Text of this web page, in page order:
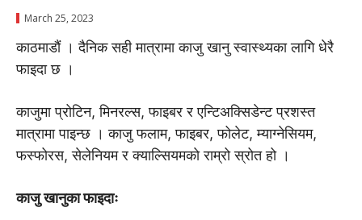
March 25, 2023
काठमाडाैं । दैनिक सही मात्रामा काजु खानु स्वास्थ्यका लागि धेरै
फाइदा छ ।
काजुमा प्रोटिन, मिनरल्स, फाइबर र एन्टिअक्सिडेन्ट प्रशस्त
मात्रामा पाइन्छ । काजु फलाम, फाइबर, फोलेट, म्याग्नेसियम,
फस्फोरस, सेलेनियम र क्याल्सियमकाे राम्रो स्रोत हो ।
काजु खानुका फाइदाः